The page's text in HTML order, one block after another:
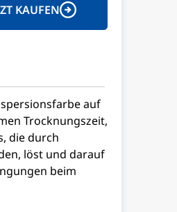
KAUFEN
auf
Trocknungszeit,
die durch
löst und darauf
beim